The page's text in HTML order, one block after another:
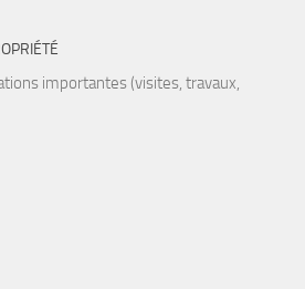
importantes (visites, travaux,